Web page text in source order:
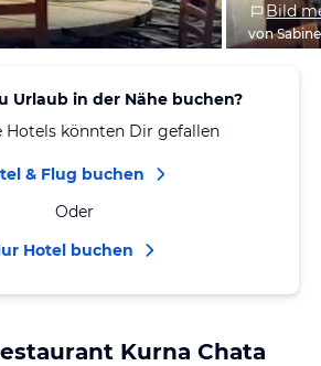
Bild
von Sabine
Urlaub in der Nähe buchen?
Hotels könnten Dir gefallen
& Flug buchen
Oder
Hotel buchen
Kurna Chata